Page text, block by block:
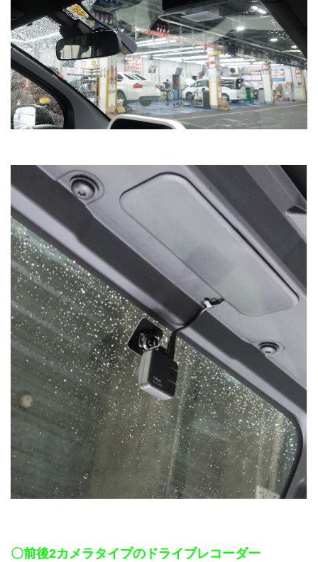
〇前後2カメラタイプのドライブレコーダー